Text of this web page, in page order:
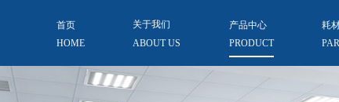
首页
HOME
关于我们
ABOUT US
产品中心
PRODUCT
耗